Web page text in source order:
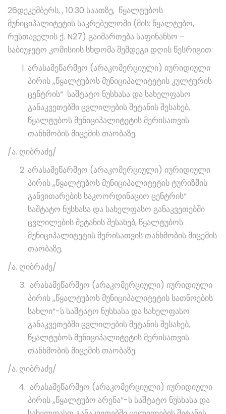
26დეკემბერს, , 10:30 საათზე, წყალტუბოს
მუნიციპალიტეტის საკრებულოში (მის: წყალტუბო,
რუსთაველის ქ. N27) გაიმართება საფინანსო –
საბიუჯეტო კომისიის სხდომა შემდეგი დღის წესრიგით:
არასამეწარმეო (არაკომერციული) იურიდიული
პირის ,,წყალტუბოს მუნიციპალიტეტის კულტურის
ცენტრის“ საშტატო ნუსხასა და სახელფასო
განაკვეთებში ცვლილების შეტანის შესახებ,
წყალტუბოს მუნიციპალიტეტის მერისათვის
თანხმობის მიცემის თაობაზე.
/ა. ღიბრაძე/
არასამეწარმეო (არაკომერციული) იურიდიული
პირის ,,წყალტუბოს მუნიციპალიტეტის ტურიზმის
განვითარების საკოორდინაციო ცენტრის“
საშტატო ნუსხასა და სახელფასო განაკვეთებში
ცვლილების შეტანის შესახებ, წყალტუბოს
მუნიციპალიტეტის მერისათვის თანხმობის მიცემის
თაობაზე.
/ა. ღიბრაძე/
არასამეწარმეო (არაკომერციული) იურიდიული
პირის ,,წყალტუბოს მუნიციპალიტეტის სათნოების
სახლი“-ს საშტატო ნუსხასა და სახელფასო
განაკვეთებში ცვლილების შეტანის შესახებ,
წყალტუბოს მუნიციპალიტეტის მერისათვის
თანხმობის მიცემის თაობაზე.
/ა. ღიბრაძე/
არასამეწარმეო (არაკომერციული) იურიდიული
პირის ,,წყალტუბო არენა“-ს საშტატო ნუსხასა და